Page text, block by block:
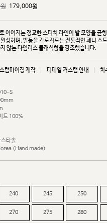
179,000원
이어지는 정교한 스티치 라인이 발 모양을 균
성하며, 발등을 가로지르는 전통적인 페니 스
않는 타임리스 클래식함을 강조했습니다.
텀마이징 제작 디테일 커스텀 안내 치
S
드 100%
타솔
(Hand made)
240 245 250
270 275 280